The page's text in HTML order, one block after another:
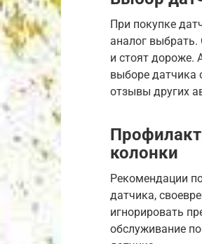
При покупке
аналог
и стоят дороже.
выборе датчика
отзывы других
колонки
Рекомендации
датчика,
игнорировать
обслуживание